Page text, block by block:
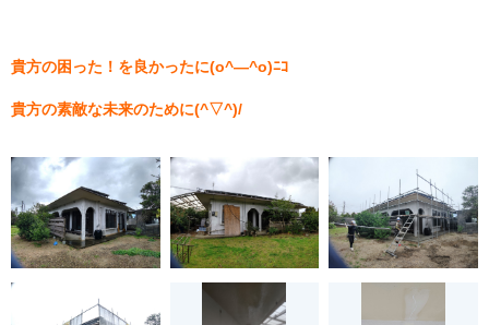
貴方の困った！を良かったに(o^―^o)ﾆｺ
貴方の素敵な未来のために(^▽^)/